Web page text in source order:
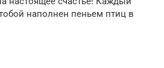
наполнен пеньем птиц в